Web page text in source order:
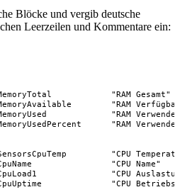
Blöcke und vergib deutsche
Leerzeilen und Kommentare ein:
"RAM
"RAM
"RAM
"RAM
"CPU
"CPU Name"
"CPU
"CPU